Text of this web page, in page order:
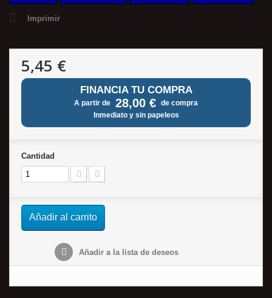
Imprimir
5,45 €
FINANCIA TU COMPRA
A partir de 28,00 € de compra
Inmediato y sin papeleos
Cantidad
Añadir al carrito
Añadir a la lista de deseos